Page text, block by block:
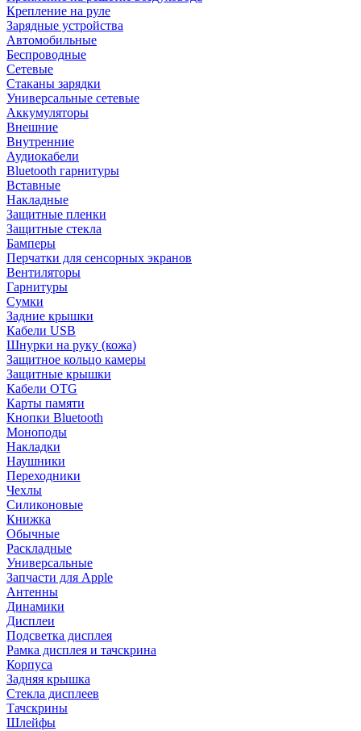
Крепление на руле
Зарядные устройства
Автомобильные
Беспроводные
Сетевые
Стаканы зарядки
Универсальные сетевые
Аккумуляторы
Внешние
Внутренние
Аудиокабели
Bluetooth гарнитуры
Вставные
Накладные
Защитные пленки
Защитные стекла
Бамперы
Перчатки для сенсорных экранов
Вентиляторы
Гарнитуры
Сумки
Задние крышки
Кабели USB
Шнурки на руку (кожа)
Защитное кольцо камеры
Защитные крышки
Кабели OTG
Карты памяти
Кнопки Bluetooth
Моноподы
Накладки
Наушники
Переходники
Чехлы
Силиконовые
Книжка
Обычные
Раскладные
Универсальные
Запчасти для Apple
Антенны
Динамики
Дисплеи
Подсветка дисплея
Рамка дисплея и тачскрина
Корпуса
Задняя крышка
Стекла дисплеев
Тачскрины
Шлейфы